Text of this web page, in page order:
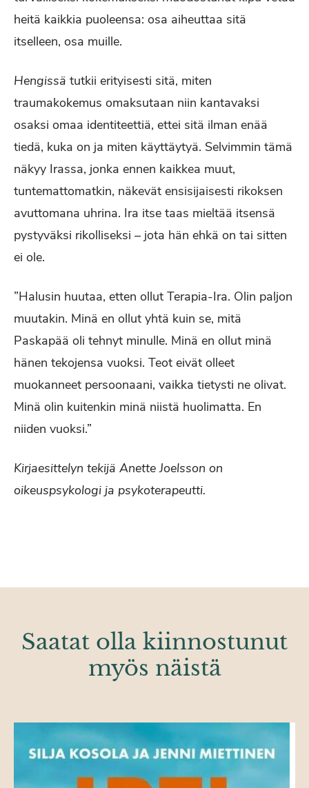
heitä kaikkia puoleensa: osa aiheuttaa sitä
itselleen, osa muille.
Hengissä tutkii erityisesti sitä, miten
traumakokemus omaksutaan niin kantavaksi
osaksi omaa identiteettiä, ettei sitä ilman enää
tiedä, kuka on ja miten käyttäytyä. Selvimmin tämä
näkyy Irassa, jonka ennen kaikkea muut,
tuntemattomatkin, näkevät ensisijaisesti rikoksen
avuttomana uhrina. Ira itse taas mieltää itsensä
pystyväksi rikolliseksi – jota hän ehkä on tai sitten
ei ole.
”Halusin huutaa, etten ollut Terapia-Ira. Olin paljon
muutakin. Minä en ollut yhtä kuin se, mitä
Paskapää oli tehnyt minulle. Minä en ollut minä
hänen tekojensa vuoksi. Teot eivät olleet
muokanneet persoonaani, vaikka tietysti ne olivat.
Minä olin kuitenkin minä niistä huolimatta. En
niiden vuoksi.”
Kirjaesittelyn tekijä Anette Joelsson on
oikeuspsykologi ja psykoterapeutti.
Saatat olla kiinnostunut
myös näistä